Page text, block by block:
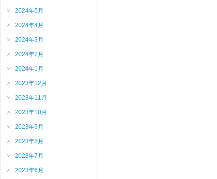
2024年5月
2024年4月
2024年3月
2024年2月
2024年1月
2023年12月
2023年11月
2023年10月
2023年9月
2023年8月
2023年7月
2023年6月